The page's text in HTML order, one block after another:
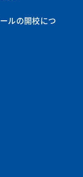
ルの開校につ